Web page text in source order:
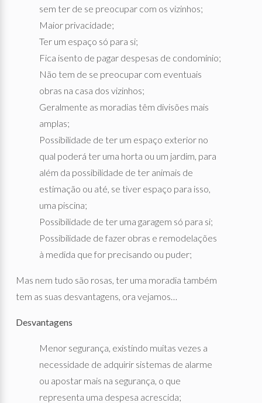
sem ter de se preocupar com os vizinhos;
Maior privacidade;
Ter um espaço só para si;
Fica isento de pagar despesas de condomínio;
Não tem de se preocupar com eventuais
obras na casa dos vizinhos;
Geralmente as moradias têm divisões mais
amplas;
Possibilidade de ter um espaço exterior no
qual poderá ter uma horta ou um jardim, para
além da possibilidade de ter animais de
estimação ou até, se tiver espaço para isso,
uma piscina;
Possibilidade de ter uma garagem só para si;
Possibilidade de fazer obras e remodelações
à medida que for precisando ou puder;
Mas nem tudo são rosas, ter uma moradia também
tem as suas desvantagens, ora vejamos…
Desvantagens
Menor segurança, existindo muitas vezes a
necessidade de adquirir sistemas de alarme
ou apostar mais na segurança, o que
representa uma despesa acrescida;